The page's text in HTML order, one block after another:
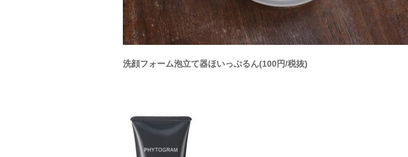
洗顔フォーム泡立て器ほいっぷるん(100円/税抜)